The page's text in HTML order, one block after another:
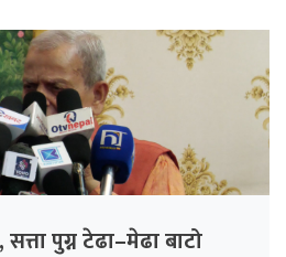
सत्ता पुग्न टेढा–मेढा बाटो